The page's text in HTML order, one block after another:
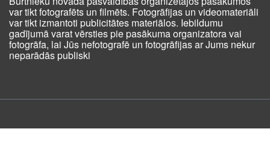
var tikt fotografēts un filmēts. Fotogrāfijas un videomateriāli
var tikt izmantoti publicitātes materiālos. Iebildumu
gadījumā varat vērsties pie pasākuma organizatora vai
fotogrāfa, lai Jūs nefotografē un fotogrāfijas ar Jums nekur
neparādās publiski